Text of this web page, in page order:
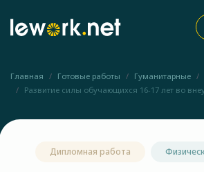
Главная Готовые работы Гуманитарные
Развитие силы обучающихся 16-17 лет во
Дипломная работа